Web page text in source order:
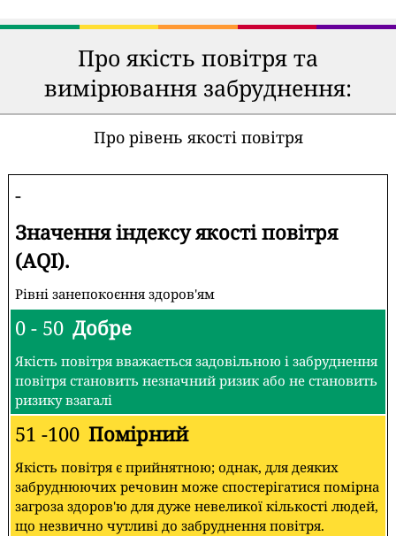
Про якість повітря та
вимірювання забруднення:
Про рівень якості повітря
-
Значення індексу якості повітря
(AQI).
Рівні занепокоєння здоров'ям
0 - 50 Добре
Якість повітря вважається задовільною і забруднення
повітря становить незначний ризик або не становить
ризику взагалі
51 -100 Помірний
Якість повітря є прийнятною; однак, для деяких
забруднюючих речовин може спостерігатися помірна
загроза здоров'ю для дуже невеликої кількості людей,
що незвично чутливі до забруднення повітря.